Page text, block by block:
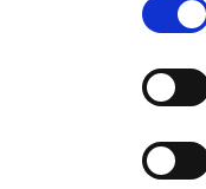
de sportclubs
in de gemeente
en inspanningen